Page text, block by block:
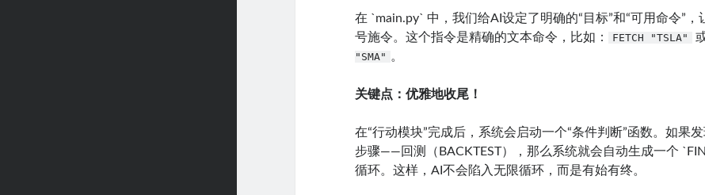
在 `main.py` 中，我们给AI设定了明确的“目标”和“可用命令”
号施令。这个指令是精确的文本命令，比如：
FETCH "TSLA"
"SMA" 。
关键点：优雅地收尾！
在“行动模块”完成后，系统会启动一个“条件判断”函数。如果
步骤——回测（BACKTEST），那么系统就会自动生成一个
循环。这样，AI不会陷入无限循环，而是有始有终。